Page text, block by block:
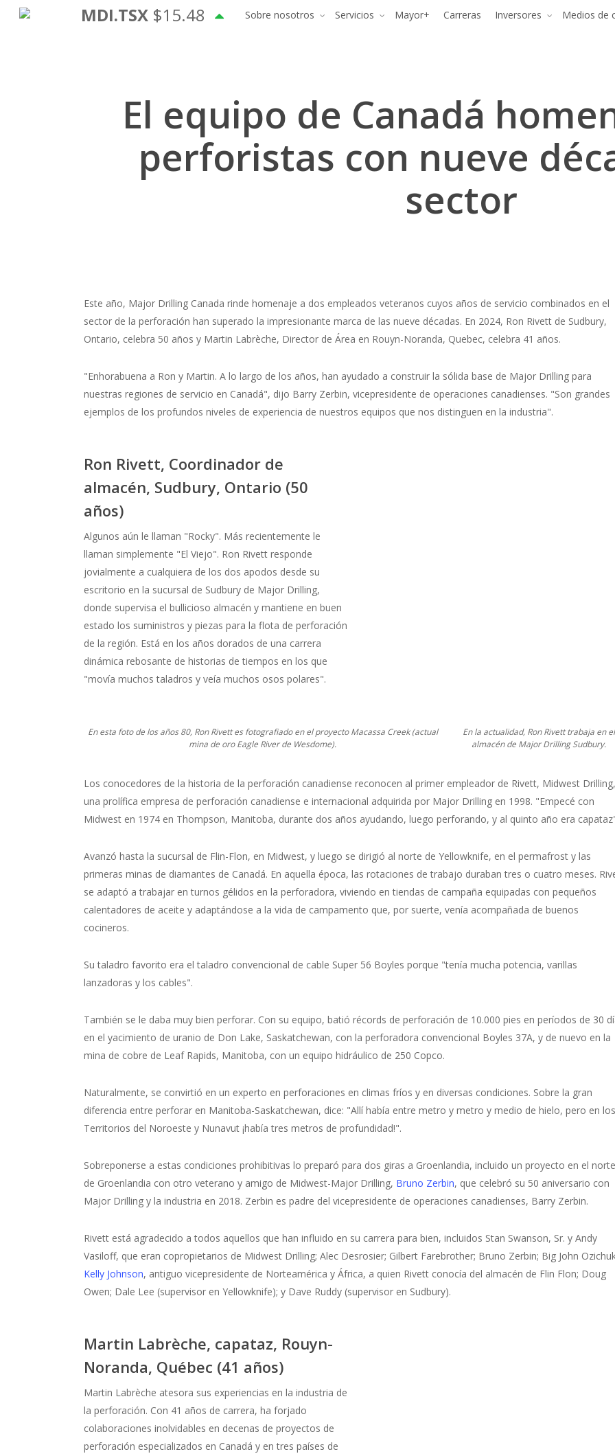
MDI.TSX $15.48 Sobre nosotros Servicios Mayor+ Carreras Inversores Medios de
El equipo de Canadá
perforistas con nueve
sector
Este año, Major Drilling Canada rinde homenaje a dos empleados veteranos cuyos años de servicio combinados en el
sector de la perforación han superado la impresionante marca de las nueve décadas. En 2024, Ron Rivett de Sudbury,
Ontario, celebra 50 años y Martin Labrèche, Director de Área en Rouyn-Noranda, Quebec, celebra 41 años.
"Enhorabuena a Ron y Martin. A lo largo de los años, han ayudado a construir la sólida base de Major Drilling para
nuestras regiones de servicio en Canadá", dijo Barry Zerbin, vicepresidente de operaciones canadienses. "Son grandes
ejemplos de los profundos niveles de experiencia de nuestros equipos que nos distinguen en la industria".
Ron Rivett, Coordinador de
almacén, Sudbury, Ontario (50
años)
Algunos aún le llaman "Rocky". Más recientemente le
llaman simplemente "El Viejo". Ron Rivett responde
jovialmente a cualquiera de los dos apodos desde su
escritorio en la sucursal de Sudbury de Major Drilling,
donde supervisa el bullicioso almacén y mantiene en buen
estado los suministros y piezas para la flota de perforación
de la región. Está en los años dorados de una carrera
dinámica rebosante de historias de tiempos en los que
"movía muchos taladros y veía muchos osos polares".
En esta foto de los años 80, Ron Rivett es fotografiado en el proyecto Macassa Creek (actual
mina de oro Eagle River de Wesdome).
En la actualidad, Ron Rivett trabaja en el
almacén de Major Drilling Sudbury.
Los conocedores de la historia de la perforación canadiense reconocen al primer empleador de Rivett, Midwest Drilling,
una prolífica empresa de perforación canadiense e internacional adquirida por Major Drilling en 1998. "Empecé con
Midwest en 1974 en Thompson, Manitoba, durante dos años ayudando, luego perforando, y al quinto año era
Avanzó hasta la sucursal de Flin-Flon, en Midwest, y luego se dirigió al norte de Yellowknife, en el permafrost y las
primeras minas de diamantes de Canadá. En aquella época, las rotaciones de trabajo duraban tres o cuatro meses.
se adaptó a trabajar en turnos gélidos en la perforadora, viviendo en tiendas de campaña equipadas con pequeños
calentadores de aceite y adaptándose a la vida de campamento que, por suerte, venía acompañada de buenos
cocineros.
Su taladro favorito era el taladro convencional de cable Super 56 Boyles porque "tenía mucha potencia, varillas
lanzadoras y los cables".
También se le daba muy bien perforar. Con su equipo, batió récords de perforación de 10.000 pies en períodos de 30
en el yacimiento de uranio de Don Lake, Saskatchewan, con la perforadora convencional Boyles 37A, y de nuevo en la
mina de cobre de Leaf Rapids, Manitoba, con un equipo hidráulico de 250 Copco.
Naturalmente, se convirtió en un experto en perforaciones en climas fríos y en diversas condiciones. Sobre la gran
diferencia entre perforar en Manitoba-Saskatchewan, dice: "Allí había entre metro y metro y medio de hielo, pero en los
Territorios del Noroeste y Nunavut ¡había tres metros de profundidad!".
Sobreponerse a estas condiciones prohibitivas lo preparó para dos giras a Groenlandia, incluido un proyecto en el norte
de Groenlandia con otro veterano y amigo de Midwest-Major Drilling, Bruno Zerbin, que celebró su 50 aniversario con
Major Drilling y la industria en 2018. Zerbin es padre del vicepresidente de operaciones canadienses, Barry Zerbin.
Rivett está agradecido a todos aquellos que han influido en su carrera para bien, incluidos Stan Swanson, Sr. y Andy
Vasiloff, que eran copropietarios de Midwest Drilling; Alec Desrosier; Gilbert Farebrother; Bruno Zerbin; Big John
Kelly Johnson, antiguo vicepresidente de Norteamérica y África, a quien Rivett conocía del almacén de Flin Flon; Doug
Owen; Dale Lee (supervisor en Yellowknife); y Dave Ruddy (supervisor en Sudbury).
Martin Labrèche, capataz, Rouyn-
Noranda, Québec (41 años)
Martin Labrèche atesora sus experiencias en la industria de
la perforación. Con 41 años de carrera, ha forjado
colaboraciones inolvidables en decenas de proyectos de
perforación especializados en Canadá y en tres países de